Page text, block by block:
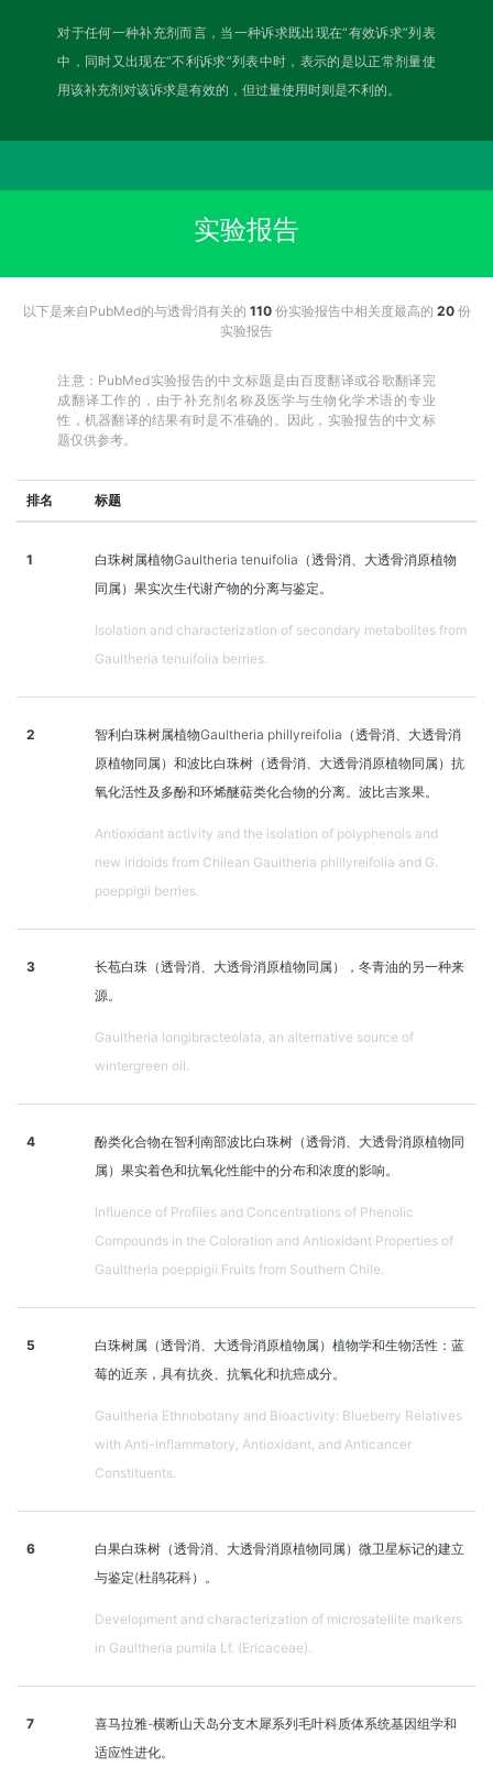
对于任何一种补充剂而言，当一种诉求既出现在“有效诉求”列表
中，同时又出现在“不利诉求”列表中时，表示的是以正常剂量使
用该补充剂对该诉求是有效的，但过量使用时则是不利的。
实验报告
以下是来自PubMed的与透骨消有关的 110份实验报告中相关度最高的 20份
实验报告
注意：PubMed实验报告的中文标题是由百度翻译或谷歌翻译完
成翻译工作的，由于补充剂名称及医学与生物化学术语的专业
性，机器翻译的结果有时是不准确的。因此，实验报告的中文标
题仅供参考。
排名 标题
1
白珠树属植物Gaultheria tenuifolia（透骨消、大透骨消原植物
同属）果实次生代谢产物的分离与鉴定。
Isolation and characterization of secondary metabolites from
Gaultheria tenuifolia berries.
2
智利白珠树属植物Gaultheria phillyreifolia（透骨消、大透骨消
原植物同属）和波比白珠树（透骨消、大透骨消原植物同属）抗
氧化活性及多酚和环烯醚萜类化合物的分离。波比吉浆果。
Antioxidant activity and the isolation of polyphenols and
new iridoids from Chilean Gaultheria phillyreifolia and G.
poeppigii berries.
3
长苞白珠（透骨消、大透骨消原植物同属），冬青油的另一种来
源。
Gaultheria longibracteolata, an alternative source of
wintergreen oil.
4
酚类化合物在智利南部波比白珠树（透骨消、大透骨消原植物同
属）果实着色和抗氧化性能中的分布和浓度的影响。
Influence of Profiles and Concentrations of Phenolic
Compounds in the Coloration and Antioxidant Properties of
Gaultheria poeppigii Fruits from Southern Chile.
5
白珠树属（透骨消、大透骨消原植物属）植物学和生物活性：蓝
莓的近亲，具有抗炎、抗氧化和抗癌成分。
Gaultheria Ethnobotany and Bioactivity: Blueberry Relatives
with Anti-inflammatory, Antioxidant, and Anticancer
Constituents.
6
白果白珠树（透骨消、大透骨消原植物同属）微卫星标记的建立
与鉴定(杜鹃花科）。
Development and characterization of microsatellite markers
in Gaultheria pumila Lf. (Ericaceae).
7
喜马拉雅-横断山天岛分支木犀系列毛叶科质体系统基因组学和
适应性进化。